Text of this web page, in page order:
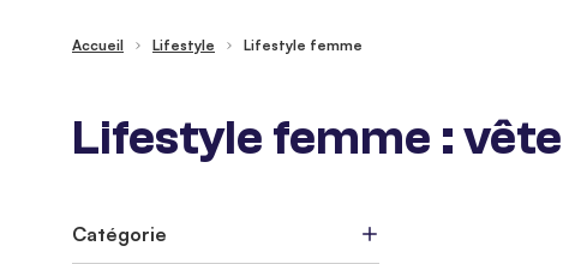
Accueil Lifestyle Lifestyle femme
Lifestyle femme :
Catégorie